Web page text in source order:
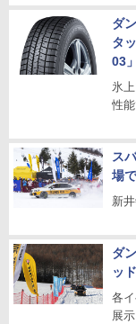
ダ
タ
03」
氷
性
ス
場
新
ダ
ッ
各
展示